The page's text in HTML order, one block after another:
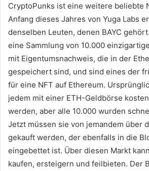
CryptoPunks ist eine weitere beliebte
Anfang dieses Jahres von Yuga Labs
denselben Leuten, denen BAYC gehört.
eine Sammlung von 10.000
mit Eigentumsnachweis, die in der
gespeichert sind, und sind eines der
für eine NFT auf Ethereum.
jedem mit einer ETH-Geldbörse
werden, aber alle 10.000 wurden
Jetzt müssen sie von jemandem über
gekauft werden, der ebenfalls in die
eingebettet ist. Über diesen Markt
kaufen, ersteigern und feilbieten. Der